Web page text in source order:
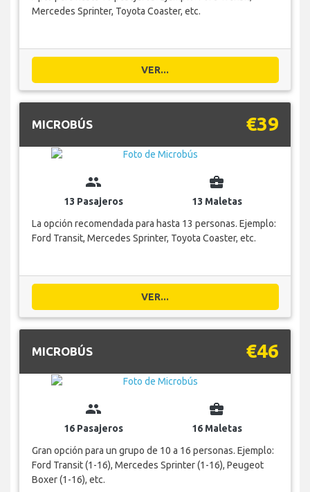
Mercedes Sprinter, Toyota Coaster, etc.
VER...
MICROBÚS €39
group
13 Pasajeros
business_center
13 Maletas
La opción recomendada para hasta 13 personas. Ejemplo:
Ford Transit, Mercedes Sprinter, Toyota Coaster, etc.
VER...
MICROBÚS €46
group
16 Pasajeros
business_center
16 Maletas
Gran opción para un grupo de 10 a 16 personas. Ejemplo:
Ford Transit (1-16), Mercedes Sprinter (1-16), Peugeot
Boxer (1-16), etc.